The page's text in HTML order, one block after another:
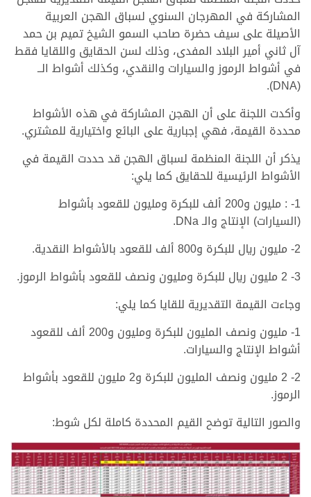
المشاركة في المهرجان السنوي لسباق الهجن العربية
الأصيلة على سيف حضرة صاحب السمو الشيخ تميم بن حمد
آل ثاني أمير البلاد المفدى، وذلك لسن الحقايق واللقايا فقط
في أشواط الرموز والسيارات والنقدي، وكذلك أشواط الــ
(DNA).
وأكدت اللجنة على أن الهجن المشاركة في هذه الأشواط
محددة القيمة، فهي إجبارية على البائع واختيارية للمشتري.
يذكر أن اللجنة المنظمة لسباق الهجن قد حددت القيمة في
الأشواط الرئيسية للحقايق كما يلي:
1- : مليون و200 ألف للبكرة ومليون للقعود بأشواط
(السيارات) الإنتاج والـ DNa.
2- مليون ريال للبكرة و800 ألف للقعود بالأشواط النقدية.
3- 2 مليون ريال للبكرة ومليون ونصف للقعود بأشواط الرموز.
وجاءت القيمة التقديرية للقايا كما يلي:
1- مليون ونصف المليون للبكرة ومليون و200 ألف للقعود
أشواط الإنتاج والسيارات.
2- 2 مليون ونصف المليون للبكرة و2 مليون للقعود بأشواط
الرموز.
والصور التالية توضح القيم المحددة كاملة لكل شوط: